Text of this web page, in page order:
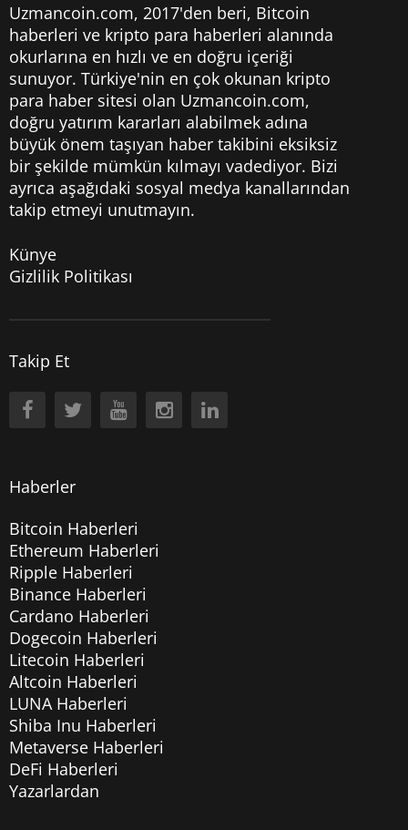
Uzmancoin.com, 2017'den beri, Bitcoin
haberleri ve kripto para haberleri alanında
okurlarına en hızlı ve en doğru içeriği
sunuyor. Türkiye'nin en çok okunan kripto
para haber sitesi olan Uzmancoin.com,
doğru yatırım kararları alabilmek adına
büyük önem taşıyan haber takibini eksiksiz
bir şekilde mümkün kılmayı vadediyor. Bizi
ayrıca aşağıdaki sosyal medya kanallarından
takip etmeyi unutmayın.
Künye
Gizlilik Politikası
Takip Et
Haberler
Bitcoin Haberleri
Ethereum Haberleri
Ripple Haberleri
Binance Haberleri
Cardano Haberleri
Dogecoin Haberleri
Litecoin Haberleri
Altcoin Haberleri
LUNA Haberleri
Shiba Inu Haberleri
Metaverse Haberleri
DeFi Haberleri
Yazarlardan